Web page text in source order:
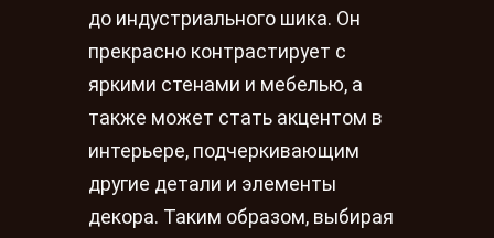
до индустриального шика. Он
прекрасно контрастирует с
яркими стенами и мебелью, а
также может стать акцентом в
интерьере, подчеркивающим
другие детали и элементы
декора. Таким образом, выбирая